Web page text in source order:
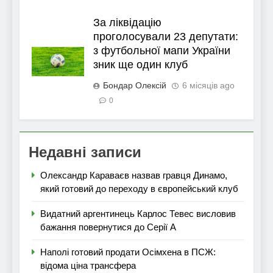
За ліквідацію
проголосували 23 депутати:
з футбольної мапи України
зник ще один клуб
Бондар Олексій 6 місяців ago
0
Недавні записи
Олександр Караваєв назвав гравця Динамо,
який готовий до переходу в європейський клуб
Видатний аргентинець Карлос Тевес висловив
бажання повернутися до Серії А
Наполі готовий продати Осімхена в ПСЖ:
відома ціна трансфера